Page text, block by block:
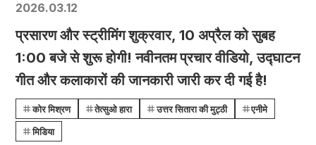
2026.03.12
प्रसारण और स्ट्रीमिंग शुक्रवार, 10 अप्रैल को सुबह
1:00 बजे से शुरू होगी! नवीनतम प्रचार वीडियो, उद्घाटन
गीत और कलाकारों की जानकारी जारी कर दी गई है!
कोर मिश्रण तेत्सुओ हारा उत्तर सितारा की मुट्ठी
एनीमे
मिडिया